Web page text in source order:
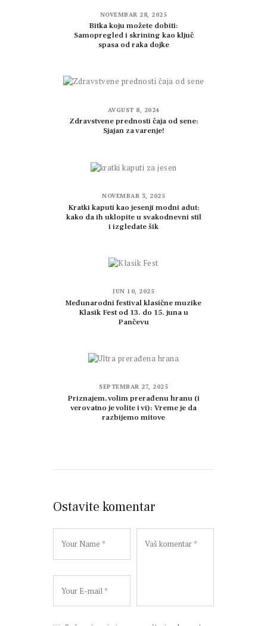
NOVEMBAR 28, 2025
Bitka koju možete dobiti:
Samopregled i skrining kao ključ
spasa od raka dojke
AVGUST 8, 2024
Zdravstvene prednosti čaja od sene:
Sjajan za varenje!
NOVEMBAR 3, 2025
Kratki kaputi kao jesenji modni adut:
kako da ih uklopite u svakodnevni stil
i izgledate šik
JUN 10, 2025
Međunarodni festival klasične muzike
Klasik Fest od 13. do 15. juna u
Pančevu
SEPTEMBAR 27, 2025
Priznajem, volim prerađenu hranu (i
verovatno je volite i vi): Vreme je da
razbijemo mitove
Ostavite komentar